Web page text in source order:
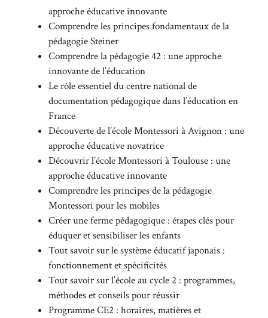
approche éducative innovante
Comprendre les principes fondamentaux de la
pédagogie Steiner
Comprendre la pédagogie 42 : une approche
innovante de l’éducation
Le rôle essentiel du centre national de
documentation pédagogique dans l’éducation en
France
Découverte de l’école Montessori à Avignon : une
approche éducative novatrice
Découvrir l’école Montessori à Toulouse : une
approche éducative innovante
Comprendre les principes de la pédagogie
Montessori pour les mobiles
Créer une ferme pédagogique : étapes clés pour
éduquer et sensibiliser les enfants
Tout savoir sur le système éducatif japonais :
fonctionnement et spécificités
Tout savoir sur l’école au cycle 2 : programmes,
méthodes et conseils pour réussir
Programme CE2 : horaires, matières et